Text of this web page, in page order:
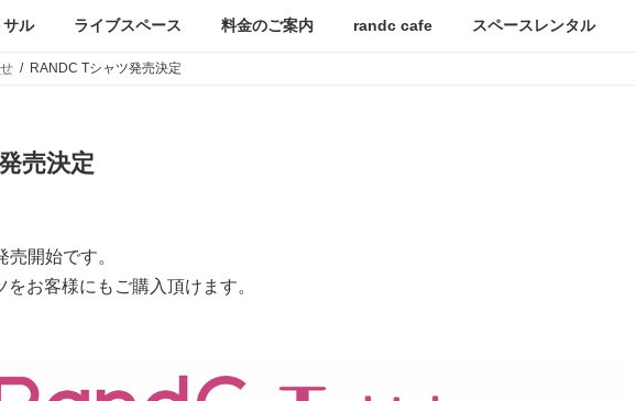
サル ライブスペース 料金のご案内 randc cafe スペースレンタル
RANDC Tシャツ発売決定
売決定
開始です。
お客様にもご購入頂けます。